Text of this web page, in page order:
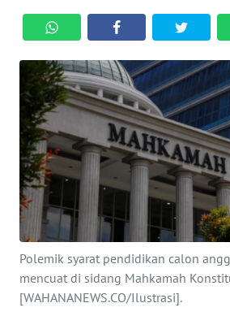
Polemik syarat pendidikan calon
mencuat di sidang Mahkamah
[WAHANANEWS.CO/Ilustrasi].
KRIMINAL
EKUIN
SAINS-TEKNO
KESEHATAN
INTERNASIONAL
SERBA-SERBI